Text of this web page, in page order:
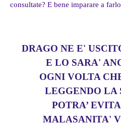
consultate? E bene imparare a
DRAGO NE E'
E LO SARA'
OGNI VOLTA
LEGGENDO LA
POTRA’
MALASANITA'